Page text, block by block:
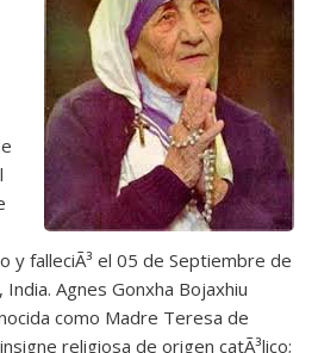
y falleciÃ³ el 05 de Septiembre de
India. Agnes Gonxha Bojaxhiu
como Madre Teresa de
religiosa de origen catÃ³lico;